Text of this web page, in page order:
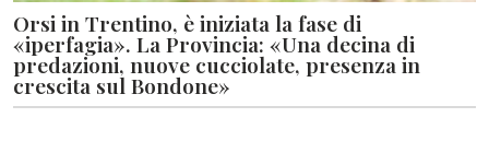
Orsi in Trentino, è iniziata la fase di
«iperfagia». La Provincia: «Una decina di
predazioni, nuove cucciolate, presenza in
crescita sul Bondone»